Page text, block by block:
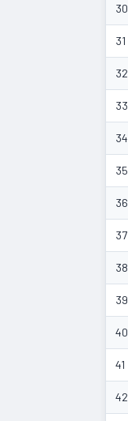
30
31
32
33
34
35
36
37
38
39
40
41
42